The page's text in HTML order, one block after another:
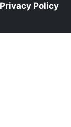
Privacy Policy